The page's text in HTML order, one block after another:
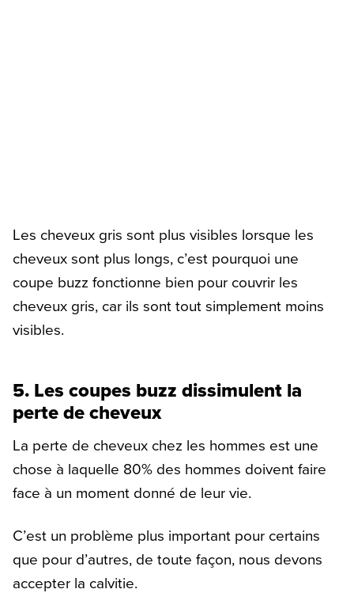
Les cheveux gris sont plus visibles lorsque les
cheveux sont plus longs, c’est pourquoi une
coupe buzz fonctionne bien pour couvrir les
cheveux gris, car ils sont tout simplement moins
visibles.
5. Les coupes buzz dissimulent la
perte de cheveux
La perte de cheveux chez les hommes est une
chose à laquelle 80% des hommes doivent faire
face à un moment donné de leur vie.
C’est un problème plus important pour certains
que pour d’autres, de toute façon, nous devons
accepter la calvitie.